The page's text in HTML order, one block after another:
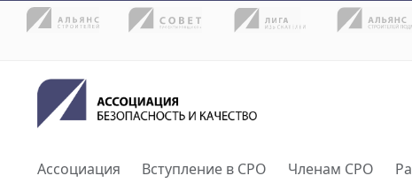
Ассоциация Вступление в СРО Членам СРО